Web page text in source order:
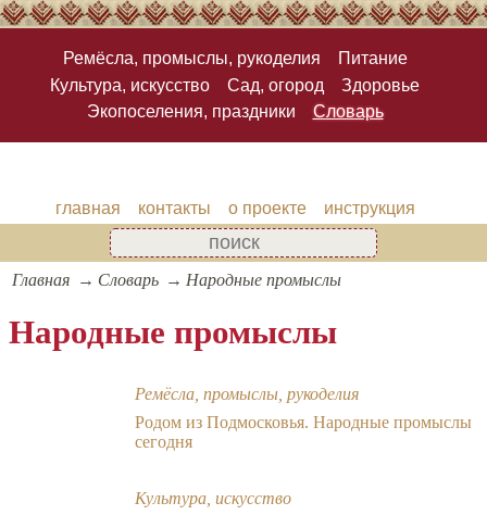
Ремёсла, промыслы, рукоделия
Питание
Культура, искусство
Сад, огород
Здоровье
Экопоселения, праздники
Словарь
главная контакты о проекте инструкция
Главная Словарь Народные промыслы
Народные промыслы
Ремёсла, промыслы, рукоделия
Родом из Подмосковья. Народные промыслы
сегодня
Культура, искусство